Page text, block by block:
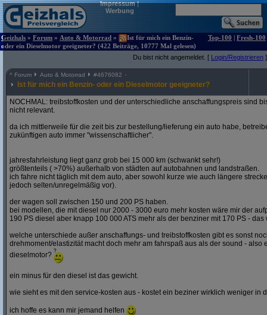
Impressum|
Werbung
Geizhals » Forum » Auto & Motorrad »
Ist für mich ein Benzin-
oder ein Dieselmotor geeigneter? (422 Beiträge, 10777 Mal gelesen)
Top-100 | Fresh-100
Du bist nicht angemeldet. [ Login/Registrieren ]
^ Forum Auto & Motorrad #4676082
Ist für mich ein Benzin- oder ein Dieselmotor geeigneter?
NOCHMAL: treibstoffkosten und der unterschiedliche anschaffungspreis sind
nicht relevant.
da ich mittlerweile für die zeit bis zur bestellung/lieferung ein auto habe,
zukünftigen auto immer "wissenschaftlicher".
jahresfahrleistung liegt ganz grob bei 15 000 km (schwankt sehr!)
größtenteils ( >70%) außerhalb von städten auf autobahnen und landstraßen.
ich fahre nicht täglich mit dem auto, aber sowohl kurze wie auch längere
jedoch selten/unregelmäßig vor).
der wagen soll zwischen 150 und 200 PS haben.
bei modellen, die mit diesel nur 2000 - 3000 euro mehr kosten wäre mir der
190 PS diesel aber knapp 100 000 ATS mehr als der benziner mit 170 PS - das
welche unterschiede außer anschaffungs- und treibstoffkosten gibt es sonst
drehmoment/elastizität macht doch mehr am fahrspaß aus als der sound - also
dieselmotor?
ein minus für den diesel ist das gewicht.
wie sieht es mit den service-kosten aus - kostet ein beziner wirklich weniger in
ich hoffe es kann mir jemand helfen